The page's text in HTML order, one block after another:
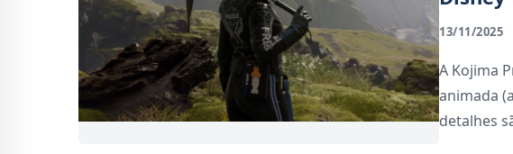
13/11/2025
A Kojima
animada
detalhes